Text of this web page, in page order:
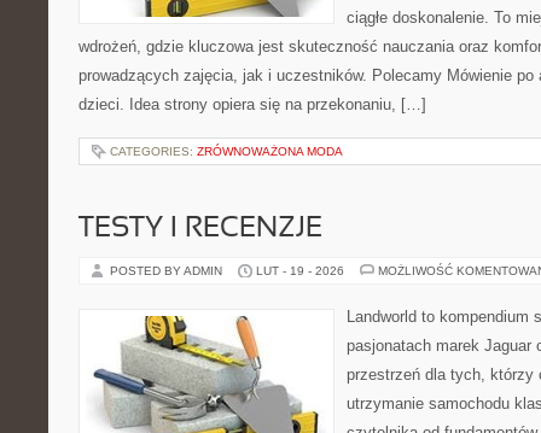
ciągłe doskonalenie. To
wdrożeń, gdzie kluczowa jest skuteczność nauczania oraz
prowadzących zajęcia, jak i uczestników. Polecamy Mówienie po
dzieci. Idea strony opiera się na przekonaniu, […]
CATEGORIES: ZRÓWNOWAŻONA MODA
TESTY I RECENZJE
POSTED BY ADMIN LUT - 19 - 2026 MOŻLIWOŚĆ
Landworld to kompendium
pasjonatach marek Jaguar
przestrzeń dla tych, którzy
utrzymanie samochodu